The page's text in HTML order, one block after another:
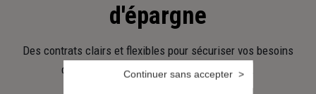
d'épargne
Des contrats clairs et flexibles pour sécuriser vos besoins
d’aujourd’hui et anticiper ceux de demain.
Continuer sans accepter